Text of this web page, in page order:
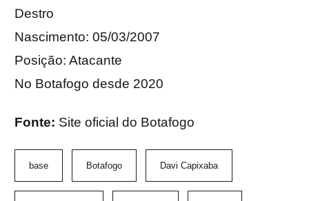
Destro
Nascimento: 05/03/2007
Posição: Atacante
No Botafogo desde 2020
Fonte: Site oficial do Botafogo
base Botafogo Davi Capixaba